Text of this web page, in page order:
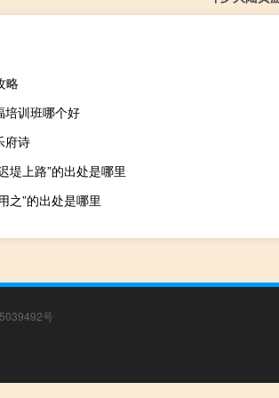
略
培训班哪个好
府诗
堤上路”的出处是哪里
之”的出处是哪里
号